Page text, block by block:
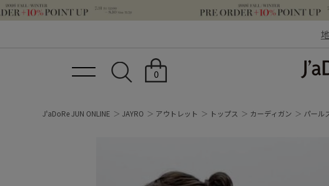
0
J'aDoRe JUN ONLINE JAYRO アウトレット トップス カーディガン パール